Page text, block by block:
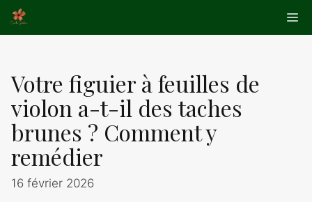
Aller
au
Votre figuier à feuilles de
violon a-t-il des taches
brunes ? Comment y
remédier
16 février 2026